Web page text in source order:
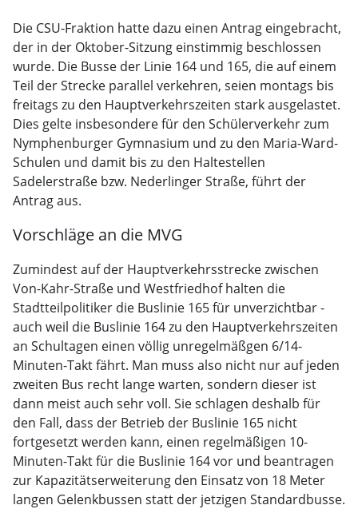
Die CSU-Fraktion hatte dazu einen Antrag eingebracht,
der in der Oktober-Sitzung einstimmig beschlossen
wurde. Die Busse der Linie 164 und 165, die auf einem
Teil der Strecke parallel verkehren, seien montags bis
freitags zu den Hauptverkehrszeiten stark ausgelastet.
Dies gelte insbesondere für den Schülerverkehr zum
Nymphenburger Gymnasium und zu den Maria-Ward-
Schulen und damit bis zu den Haltestellen
Sadelerstraße bzw. Nederlinger Straße, führt der
Antrag aus.
Vorschläge an die MVG
Zumindest auf der Hauptverkehrsstrecke zwischen
Von-Kahr-Straße und Westfriedhof halten die
Stadtteilpolitiker die Buslinie 165 für unverzichtbar -
auch weil die Buslinie 164 zu den Hauptverkehrszeiten
an Schultagen einen völlig unregelmäßgen 6/14-
Minuten-Takt fährt. Man muss also nicht nur auf jeden
zweiten Bus recht lange warten, sondern dieser ist
dann meist auch sehr voll. Sie schlagen deshalb für
den Fall, dass der Betrieb der Buslinie 165 nicht
fortgesetzt werden kann, einen regelmäßigen 10-
Minuten-Takt für die Buslinie 164 vor und beantragen
zur Kapazitätserweiterung den Einsatz von 18 Meter
langen Gelenkbussen statt der jetzigen Standardbusse.